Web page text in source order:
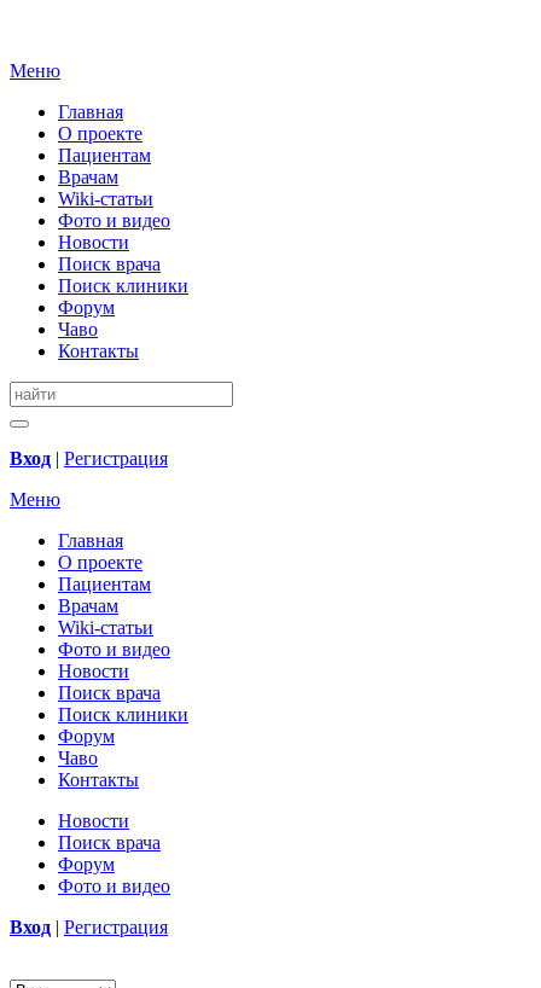
Меню
Главная
О проекте
Пациентам
Врачам
Wiki-статьи
Фото и видео
Новости
Поиск врача
Поиск клиники
Форум
Чаво
Контакты
Вход | Регистрация
Меню
Главная
О проекте
Пациентам
Врачам
Wiki-статьи
Фото и видео
Новости
Поиск врача
Поиск клиники
Форум
Чаво
Контакты
Новости
Поиск врача
Форум
Фото и видео
Вход | Регистрация